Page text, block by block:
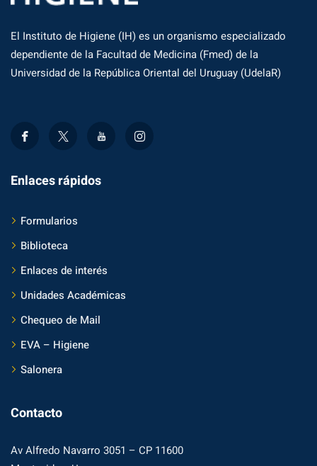
El Instituto de Higiene (IH) es un organismo especializado
dependiente de la Facultad de Medicina (Fmed) de la
Universidad de la República Oriental del Uruguay (UdelaR)
Enlaces rápidos
Formularios
Biblioteca
Enlaces de interés
Unidades Académicas
Chequeo de Mail
EVA – Higiene
Salonera
Contacto
Av Alfredo Navarro 3051 – CP 11600